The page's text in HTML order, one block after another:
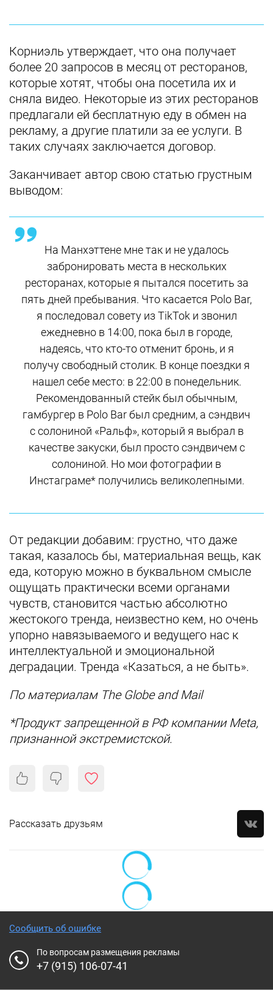
Корниэль утверждает, что она получает
более 20 запросов в месяц от ресторанов,
которые хотят, чтобы она посетила их и
сняла видео. Некоторые из этих ресторанов
предлагали ей бесплатную еду в обмен на
рекламу, а другие платили за ее услуги. В
таких случаях заключается договор.
Заканчивает автор свою статью грустным
выводом:
На Манхэттене мне так и не удалось
забронировать места в нескольких
ресторанах, которые я пытался посетить за
пять дней пребывания. Что касается Polo Bar,
я последовал совету из TikTok и звонил
ежедневно в 14:00, пока был в городе,
надеясь, что кто-то отменит бронь, и я
получу свободный столик. В конце поездки я
нашел себе место: в 22:00 в понедельник.
Рекомендованный стейк был обычным,
гамбургер в Polo Bar был средним, а сэндвич
с солониной «Ральф», который я выбрал в
качестве закуски, был просто сэндвичем с
солониной. Но мои фотографии в
Инстаграме* получились великолепными.
От редакции добавим: грустно, что даже
такая, казалось бы, материальная вещь, как
еда, которую можно в буквальном смысле
ощущать практически всеми органами
чувств, становится частью абсолютно
жестокого тренда, неизвестно кем, но очень
упорно навязываемого и ведущего нас к
интеллектуальной и эмоциональной
деградации. Тренда «Казаться, а не быть».
По материалам The Globe and Mail
*Продукт запрещенной в РФ компании Meta,
признанной экстремистской.
Рассказать друзьям
Сообщить об ошибке
По вопросам размещения рекламы
+7 (915) 106-07-41